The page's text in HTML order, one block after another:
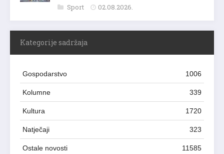
Sport 02.08.2026.
Kategorije sadržaja
Gospodarstvo 1006
Kolumne 339
Kultura 1720
Natječaji 323
Ostale novosti 11585